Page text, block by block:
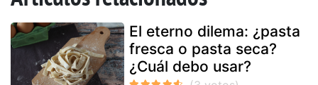
El eterno dilema: ¿pasta
fresca o pasta seca?
¿Cuál debo usar?